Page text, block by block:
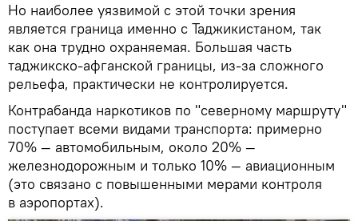
Но наиболее уязвимой с этой точки зрения
является граница именно с Таджикистаном, так
как она трудно охраняемая. Большая часть
таджикско-афганской границы, из-за сложного
рельефа, практически не контролируется.
Контрабанда наркотиков по "северному маршруту"
поступает всеми видами транспорта: примерно
70% — автомобильным, около 20% —
железнодорожным и только 10% — авиационным
(это связано с повышенными мерами контроля
в аэропортах).